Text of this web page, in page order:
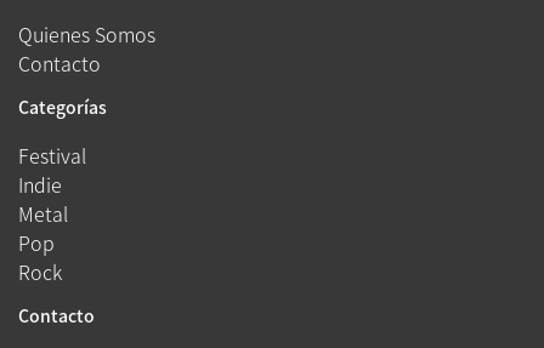
Quienes Somos
Contacto
Categorías
Festival
Indie
Metal
Pop
Rock
Contacto